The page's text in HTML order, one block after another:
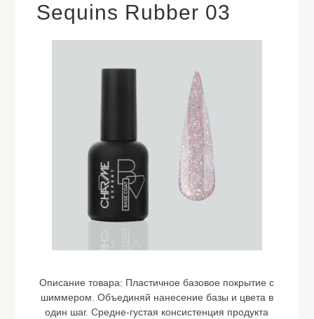
Sequins Rubber 03
Описание товара: Пластичное базовое покрытие с
шиммером. Объединяй нанесение базы и цвета в
один шаг. Средне-густая консистенция продукта